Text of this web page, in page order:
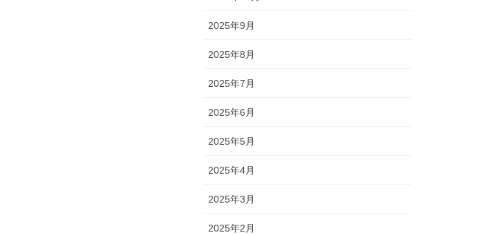
2025年9月
2025年8月
2025年7月
2025年6月
2025年5月
2025年4月
2025年3月
2025年2月